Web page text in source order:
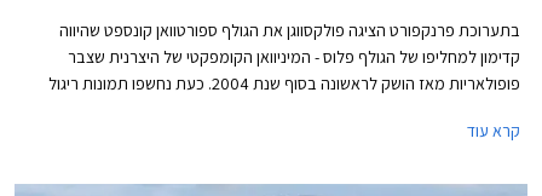
בתערוכת פרנקפורט הציגה פולקסווגן את הגולף ספורטוואן קונספט שהיווה
קדימון למחליפו של הגולף פלוס - המיניוואן הקומפקטי של היצרנית שצבר
פופולאריות מאז הושק לראשונה בסוף שנת 2004. כעת נחשפו תמונות ריגול
קרא עוד